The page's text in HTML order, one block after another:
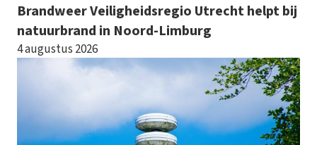
Brandweer Veiligheidsregio Utrecht helpt bij
natuurbrand in Noord-Limburg
4 augustus 2026